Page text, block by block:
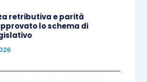
retributiva e parità
lo schema di